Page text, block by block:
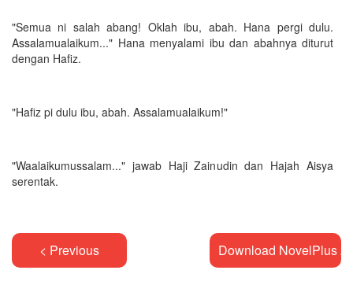
"Semua ni salah abang! Oklah ibu, abah. Hana pergi dulu.
Assalamualaikum..." Hana menyalami ibu dan abahnya diturut
dengan Hafiz.
"Hafiz pi dulu ibu, abah. Assalamualaikum!"
"Waalaikumussalam..." jawab Haji Zainudin dan Hajah Aisya
serentak.
< Previous Download NovelPlus